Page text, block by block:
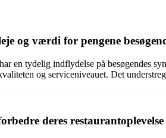
og værdi for pengene
en tydelig indflydelse på besøgendes
og serviceniveauet. Det
deres restaurantoplevelse